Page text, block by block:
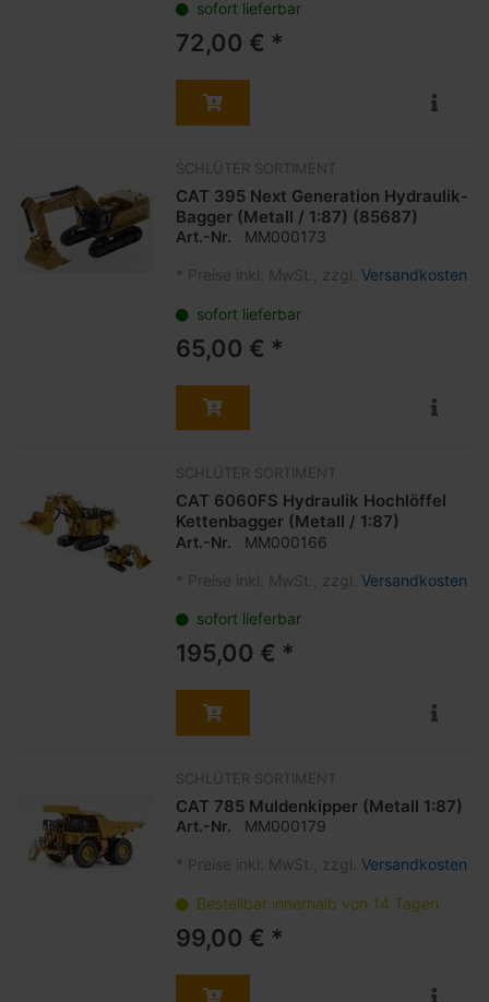
sofort lieferbar
72,00 € *
SCHLÜTER SORTIMENT
CAT 395 Next Generation Hydraulik-
Bagger (Metall / 1:87) (85687)
Art.-Nr. MM000173
* Preise inkl. MwSt., zzgl. Versandkosten
sofort lieferbar
65,00 € *
SCHLÜTER SORTIMENT
CAT 6060FS Hydraulik Hochlöffel
Kettenbagger (Metall / 1:87)
Art.-Nr. MM000166
* Preise inkl. MwSt., zzgl. Versandkosten
sofort lieferbar
195,00 € *
SCHLÜTER SORTIMENT
CAT 785 Muldenkipper (Metall 1:87)
Art.-Nr. MM000179
* Preise inkl. MwSt., zzgl. Versandkosten
Bestellbar innerhalb von 14 Tagen
99,00 € *